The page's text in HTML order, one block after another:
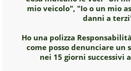
mio veicolo", "Io o un mio
danni a
Ho una polizza
come posso denunciare un
nei 15 giorni successivi